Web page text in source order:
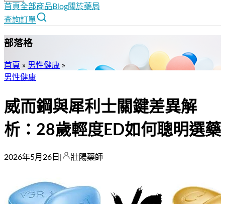
首頁全部商品 Blog關於藥局
查詢訂單
部落格
首頁 » 男性健康 »
男性健康
威而鋼與犀利士關鍵差異解
析：28歲輕度ED如何聰明選藥
2026年5月26日 壯陽藥師